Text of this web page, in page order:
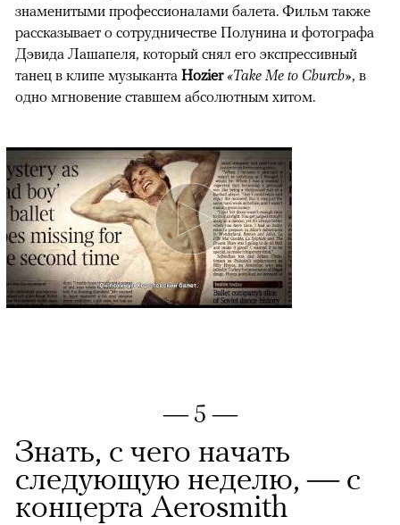
знаменитыми профессионалами балета. Фильм также
рассказывает о сотрудничестве Полунина и фотографа
Дэвида Лашапеля, который снял его экспрессивный
танец в клипе музыканта Hozier «Take Me to Church», в
одно мгновение ставшем абсолютным хитом.
— 5 —
Знать, с чего начать
следующую неделю, — с
концерта Aerosmith